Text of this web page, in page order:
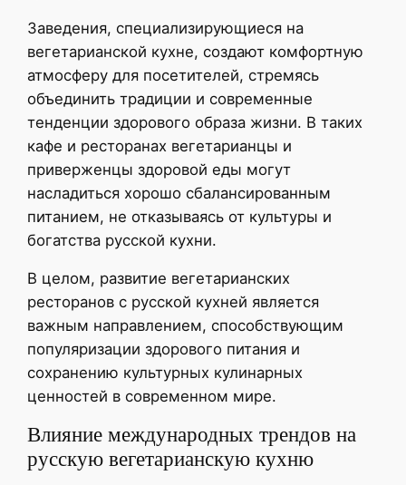
Заведения, специализирующиеся на
вегетарианской кухне, создают комфортную
атмосферу для посетителей, стремясь
объединить традиции и современные
тенденции здорового образа жизни. В таких
кафе и ресторанах вегетарианцы и
приверженцы здоровой еды могут
насладиться хорошо сбалансированным
питанием, не отказываясь от культуры и
богатства русской кухни.
В целом, развитие вегетарианских
ресторанов с русской кухней является
важным направлением, способствующим
популяризации здорового питания и
сохранению культурных кулинарных
ценностей в современном мире.
Влияние международных трендов на
русскую вегетарианскую кухню